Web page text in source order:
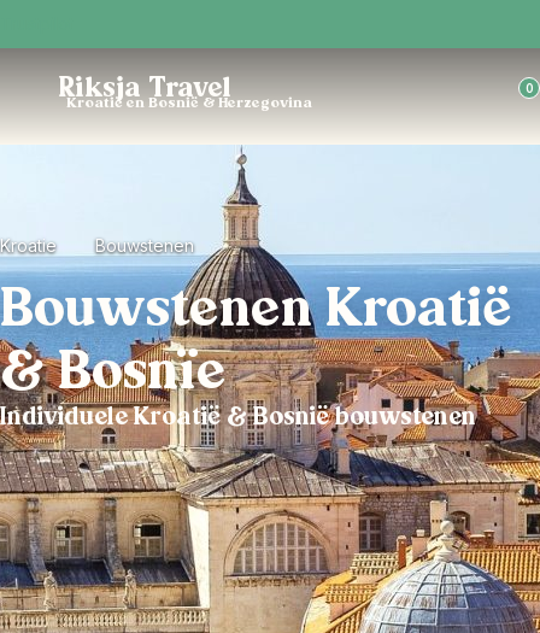
Riksja Travel
Kroatië en Bosnië & Herzegovina
0
Kroatie Bouwstenen
Bouwstenen Kroatië
& Bosnïe
Individuele Kroatië & Bosnië bouwstenen